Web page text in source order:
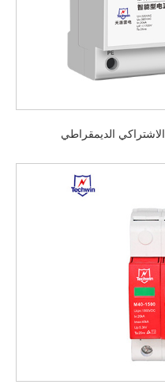
الديمقراطي